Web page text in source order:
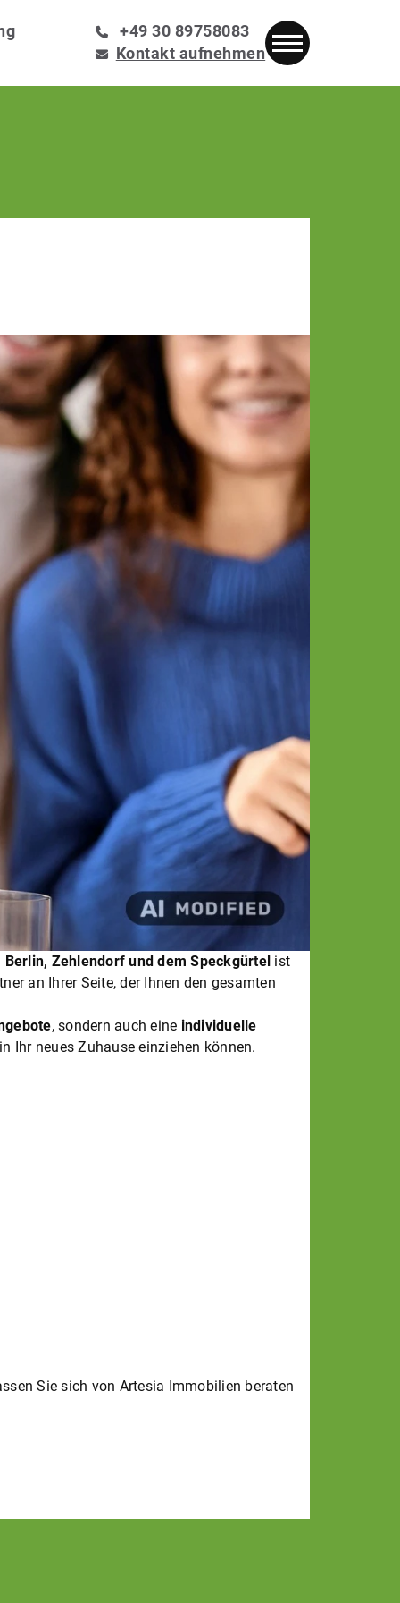
+49 30 89758083
Kontakt aufnehmen
Berlin, Zehlendorf und dem Speckgürtel ist
an Ihrer Seite, der Ihnen den gesamten
, sondern auch eine individuelle
Ihr neues Zuhause einziehen können.
Sie sich von Artesia Immobilien beraten